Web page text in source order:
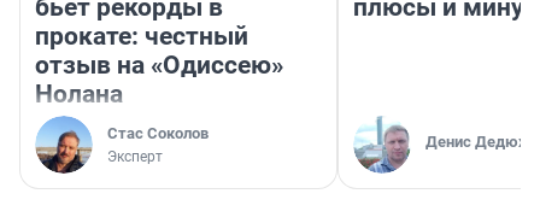
бьет рекорды в
прокате: честный
отзыв на «Одиссею»
Нолана
Стас Соколов
Эксперт
плюсы и
Денис